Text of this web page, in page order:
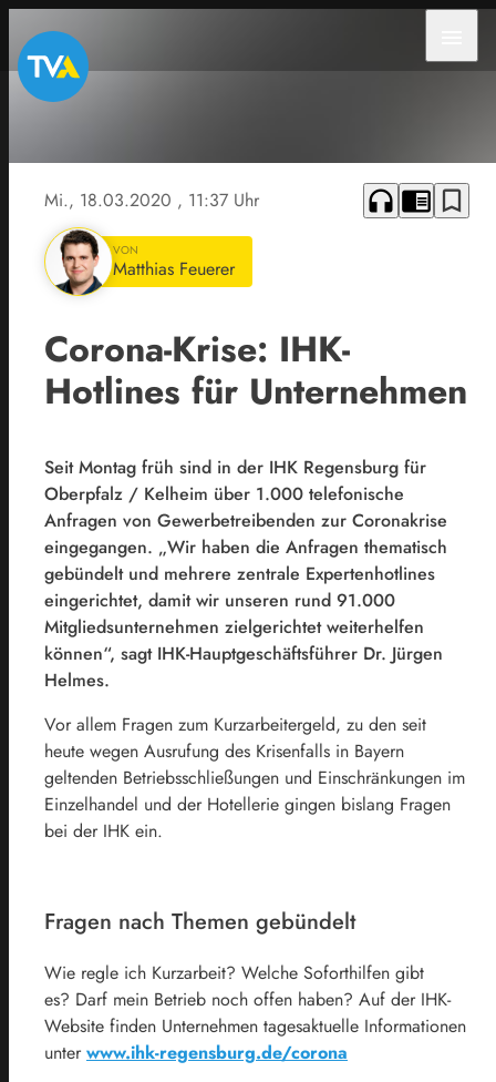
Symbolbild
Pixabay
Mi., 18.03.2020 , 11:37 Uhr headphones chrome_reader_mode bookmark_border
VON
Matthias Feuerer
Corona-Krise: IHK-
Hotlines für Unternehmen
Seit Montag früh sind in der IHK Regensburg für
Oberpfalz / Kelheim über 1.000 telefonische
Anfragen von Gewerbetreibenden zur Coronakrise
eingegangen. „Wir haben die Anfragen thematisch
gebündelt und mehrere zentrale Expertenhotlines
eingerichtet, damit wir unseren rund 91.000
Mitgliedsunternehmen zielgerichtet weiterhelfen
können“, sagt IHK-Hauptgeschäftsführer Dr. Jürgen
Helmes.
Vor allem Fragen zum Kurzarbeitergeld, zu den seit
heute wegen Ausrufung des Krisenfalls in Bayern
geltenden Betriebsschließungen und Einschränkungen im
Einzelhandel und der Hotellerie gingen bislang Fragen
bei der IHK ein.
Fragen nach Themen gebündelt
Wie regle ich Kurzarbeit? Welche Soforthilfen gibt
es? Darf mein Betrieb noch offen haben? Auf der IHK-
Website finden Unternehmen tagesaktuelle Informationen
unter www.ihk-regensburg.de/corona